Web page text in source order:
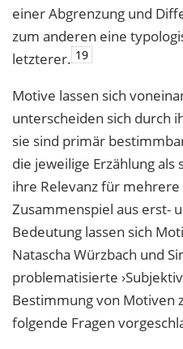
einer Abgrenzung und
zum anderen eine
letzterer. 19
Motive lassen sich
unterscheiden sich durch
sie sind primär
die jeweilige Erzählung als
ihre Relevanz für
Zusammenspiel aus erst-
Bedeutung lassen sich
Natascha Würzbach und
problematisierte
Bestimmung von Motiven
folgende Fragen